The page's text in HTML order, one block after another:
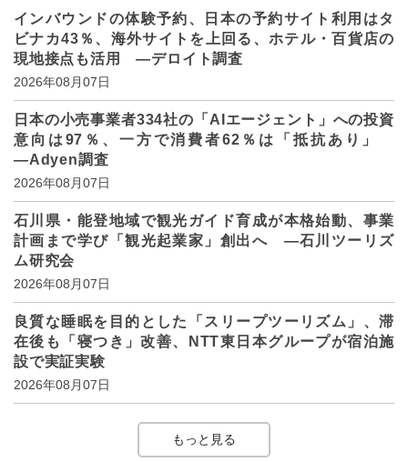
インバウンドの体験予約、日本の予約サイト利用はタ
ビナカ43％、海外サイトを上回る、ホテル・百貨店の
現地接点も活用 ―デロイト調査
2026年08月07日
日本の小売事業者334社の「AIエージェント」への投資
意向は97％、一方で消費者62％は「抵抗あり」
―Adyen調査
2026年08月07日
石川県・能登地域で観光ガイド育成が本格始動、事業
計画まで学び「観光起業家」創出へ ―石川ツーリズ
ム研究会
2026年08月07日
良質な睡眠を目的とした「スリープツーリズム」、滞
在後も「寝つき」改善、NTT東日本グループが宿泊施
設で実証実験
2026年08月07日
もっと見る